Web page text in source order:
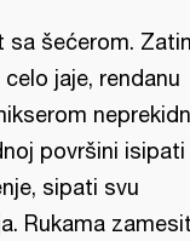
sa šećerom.
jaje, rendanu
površini isipati
sipati svu
Rukama